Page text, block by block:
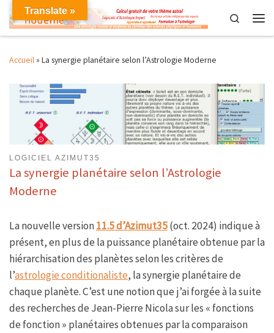
Skip to content
Search
Accueil» La synergie planétaire selon l’Astrologie Moderne
LOGICIEL AZIMUT35
La synergie planétaire selon l’Astrologie
Moderne
La nouvelle version11.5 d’Azimut35(oct. 2024) indique à
présent, en plus de la puissance planétaire obtenue par la
hiérarchisation des planètes selon les critères de
l’astrologie conditionaliste, la synergie planétaire de
chaque planète. C’est une notion que j’ai forgée à la suite
des recherches de Jean-Pierre Nicola sur les « fonctions
de fonction » planétaires obtenues par la comparaison
Translate »